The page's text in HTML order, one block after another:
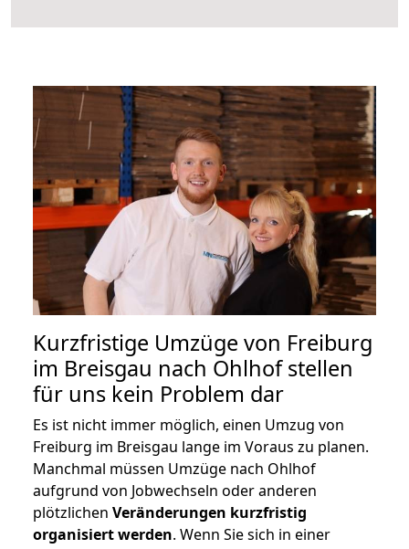
Kurzfristige Umzüge von Freiburg
im Breisgau nach Ohlhof stellen
für uns kein Problem dar
Es ist nicht immer möglich, einen Umzug von
Freiburg im Breisgau lange im Voraus zu planen.
Manchmal müssen Umzüge nach Ohlhof
aufgrund von Jobwechseln oder anderen
plötzlichen Veränderungen kurzfristig
organisiert werden. Wenn Sie sich in einer